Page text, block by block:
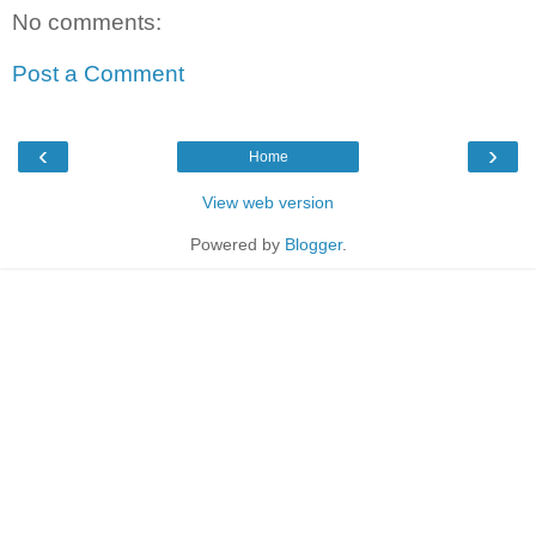
No comments:
Post a Comment
‹ ›
Home
View web version
Powered by Blogger.